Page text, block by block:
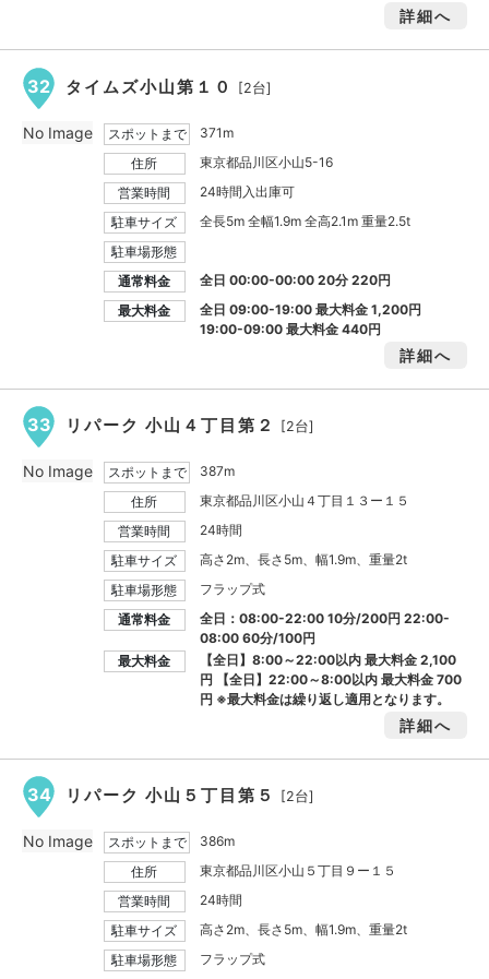
詳細へ
32 タイムズ小山第１０ [2台]
スポットまで
371m
住所
東京都品川区小山5-16
営業時間
24時間入出庫可
駐車サイズ
全長5m 全幅1.9m 全高2.1m 重量2.5t
駐車場形態
通常料金
全日 00:00-00:00 20分 220円
最大料金
全日 09:00-19:00 最大料金1,200円
19:00-09:00 最大料金440円
詳細へ
No Image
33 リパーク 小山４丁目第２ [2台]
スポットまで
387m
住所
東京都品川区小山４丁目１３ー１５
営業時間
24時間
駐車サイズ
高さ2m、長さ5m、幅1.9m、重量2t
駐車場形態
フラップ式
通常料金
全日：08:00-22:00 10分/200円 22:00-
08:00 60分/100円
最大料金
【全日】8:00～22:00以内 最大料金2,100
円
【全日】22:00～8:00以内 最大料金700
円 ※最大料金は繰り返し適用となります。
詳細へ
No Image
34 リパーク 小山５丁目第５ [2台]
スポットまで
386m
住所
東京都品川区小山５丁目９ー１５
営業時間
24時間
駐車サイズ
高さ2m、長さ5m、幅1.9m、重量2t
駐車場形態
フラップ式
No Image